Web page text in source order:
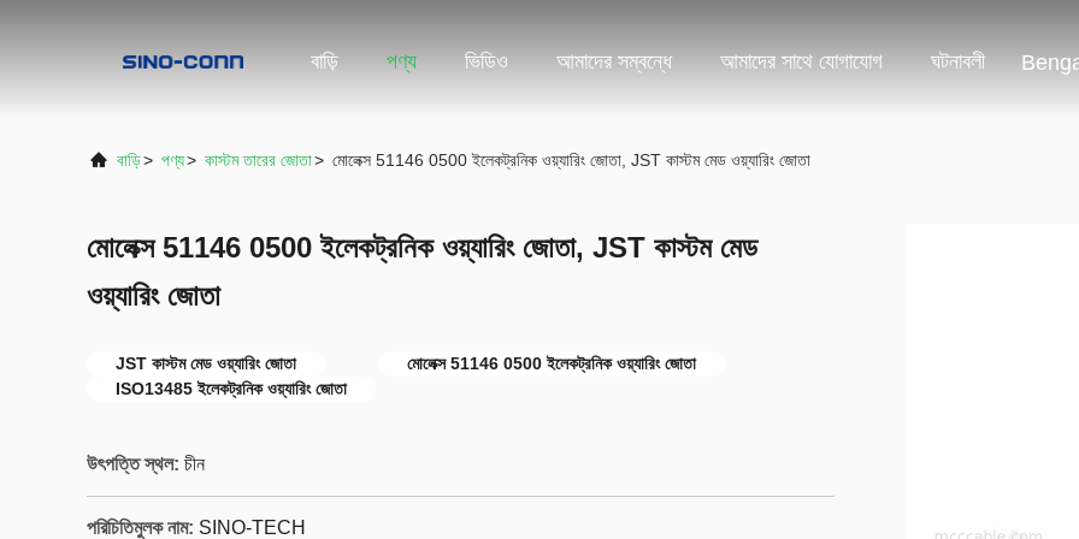
বাড়ি পণ্য ভিডিও আমাদের সম্বন্ধে আমাদের সাথে যোগাযোগ ঘটনাবলী
বাড়ি> পণ্য> কাস্টম তারের জোতা> মোলেক্স 51146 0500 ইলেকট্রনিক ওয়্যারিং জোতা, JST কাস্টম মেড ওয়্যারিং জোতা
মোলেক্স 51146 0500 ইলেকট্রনিক ওয়্যারিং জোতা, JST কাস্টম মেড
ওয়্যারিং জোতা
JST কাস্টম মেড ওয়্যারিং জোতা
মোলেক্স 51146 0500 ইলেকট্রনিক ওয়্যারিং জোতা
ISO13485 ইলেকট্রনিক ওয়্যারিং জোতা
উৎপত্তি স্থল: চীন
পরিচিতিমুলক নাম: SINO-TECH